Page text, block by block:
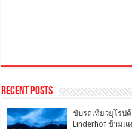
Recent Posts
ขับรถเที่ยวยุโรป
Linderhof ข้ามแ